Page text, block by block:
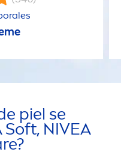
piel se
Soft, NIVEA
?